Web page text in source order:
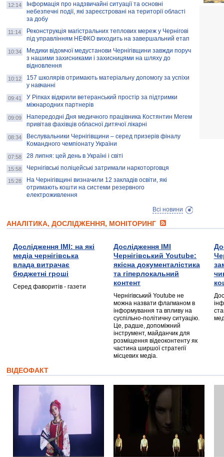
12:14
Інформація про надзвичайні ситуації та основні
небезпечні події, які зареєстровані на території області
за добу
11:14
Реконструкція магістральних теплових мереж у Чернігові
під управлінням НЕФКО виходить на завершальний етап
10:34
Медики відомчої медустанови Чернігівщини завжди поруч
з нашими захисниками і захисницями на шляху до
відновлення
10:12
157 школярів отримають матеріальну допомогу за успіхи
у навчанні
09:41
У Ріпках відкрили ветеранський простір за підтримки
міжнародних партнерів
09:09
Напередодні Дня медичного працівника Костянтин Мегем
привітав фахівців обласної дитячої лікарні
08:34
Веслувальники Чернігівщини – серед призерів фіналу
Командного чемпіонату України
07:58 28 липня: цей день в Україні і світі
15:58 Чернігівські поліцейські затримали наркоторговця
15:28
На Чернігівщині визначили 12 закладів освіти, які
отримають кошти на системи резервного
електроживлення
Всі новини
АНАЛІТИКА, ДОСЛІДЖЕННЯ, МОНІТОРИНГ
Дослідження ІМІ: на які
медіа чернігівська
влада витрачає
бюджетні гроші
Серед фаворитів - газети
Дослідження ІМІ
Чернігівський Youtube:
якісна документалістика
та гіперлокальний
контент
Чернігівський Youtube не
можна назвати флагманом в
інформування та впливу на
суспільно-політичну ситуацію.
Це, радше, допоміжний
інструмент, майданчик для
розміщення відеоконтенту як
частина ширшої стратегії
місцевих медіа.
ВІДЕОФАКТ